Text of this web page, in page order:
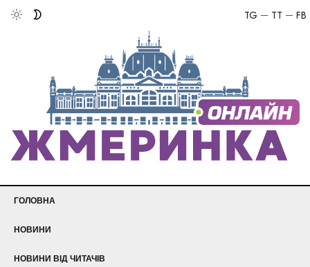
FB
TT
TG
ГОЛОВНА
НОВИНИ
НОВИНИ ВІД ЧИТАЧІВ